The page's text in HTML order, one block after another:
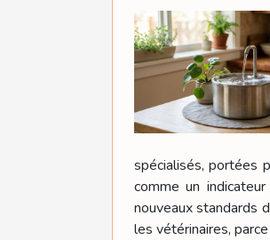
spécialisés, portées
comme un
nouveaux standards
les vétérinaires,